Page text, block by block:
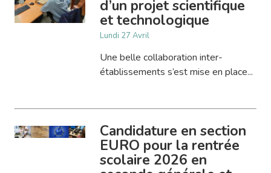
d’un projet scientifique
et technologique
Lundi 27 Avril
Une belle collaboration inter-
établissements s’est mise en place...
Candidature en section
EURO pour la rentrée
scolaire 2026 en